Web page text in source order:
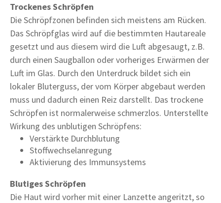
Trockenes Schröpfen
Die Schröpfzonen befinden sich meistens am Rücken.
Das Schröpfglas wird auf die bestimmten Hautareale
gesetzt und aus diesem wird die Luft abgesaugt, z.B.
durch einen Saugballon oder vorheriges Erwärmen der
Luft im Glas. Durch den Unterdruck bildet sich ein
lokaler Bluterguss, der vom Körper abgebaut werden
muss und dadurch einen Reiz darstellt. Das trockene
Schröpfen ist normalerweise schmerzlos. Unterstellte
Wirkung des unblutigen Schröpfens:
Verstärkte Durchblutung
Stoffwechselanregung
Aktivierung des Immunsystems
Blutiges Schröpfen
Die Haut wird vorher mit einer Lanzette angeritzt, so